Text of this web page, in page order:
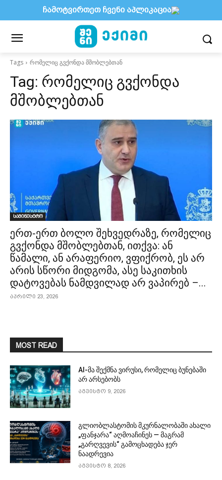
Tags რომელიც გვქონდა მშობლებთან
Tag: რომელიც გვქონდა
მშობლებთან
სამინისტრო
ერთ-ერთ ბოლო შეხვედრაზე, რომელიც
გვქონდა მშობლებთან, ითქვა: ან
წამალი, ან არაფერიო, ვფიქრობ, ეს არ
არის სწორი მიდგომა, ასე საკითხის
დატოვებას ნამდვილად არ ვაპირებ –...
აპრილი 23, 2026
MOST READ
AI-მა შექმნა ვირუსი, რომელიც ბუნებაში
არ არსებობს
აგვისტო 9, 2026
გლიობლასტომის მკურნალობაში ახალი
„ფანჯარა“ აღმოაჩინეს — მაგრამ
„გარღვევის“ გამოცხადება ჯერ
ნაადრევია
აგვისტო 8, 2026
ჩამოტვირთეთ ჩვენი აპლიკაცია